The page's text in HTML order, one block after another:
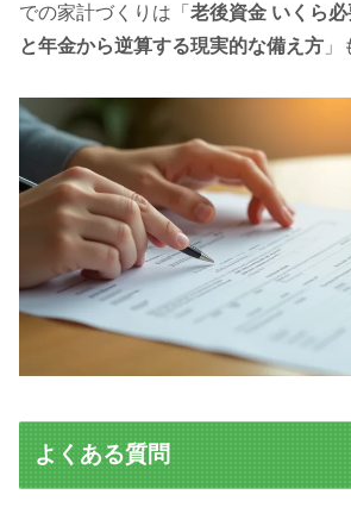
での家計づくりは「 老後資金 いくら
と年金から逆算する現実的な備え方
よくある質問